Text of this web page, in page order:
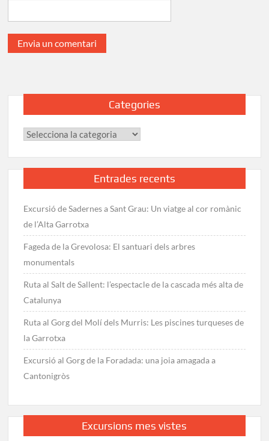
Categories
Categories
Entrades recents
Excursió de Sadernes a Sant Grau: Un viatge al cor romànic
de l’Alta Garrotxa
Fageda de la Grevolosa: El santuari dels arbres
monumentals
Ruta al Salt de Sallent: l’espectacle de la cascada més alta de
Catalunya
Ruta al Gorg del Molí dels Murris: Les piscines turqueses de
la Garrotxa
Excursió al Gorg de la Foradada: una joia amagada a
Cantonigròs
Excursions mes vistes